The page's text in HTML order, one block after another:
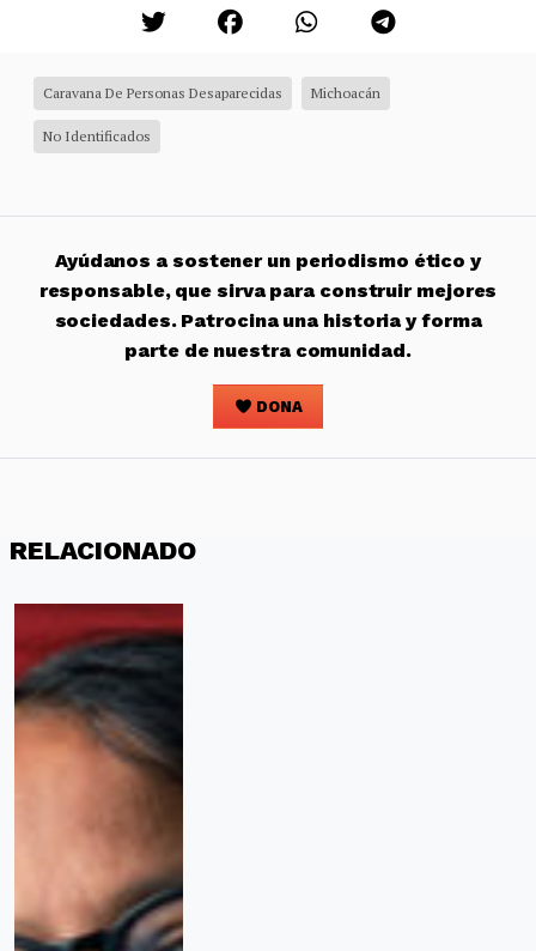
Caravana De Personas Desaparecidas Michoacán
No Identificados
Ayúdanos a sostener un periodismo ético y
responsable, que sirva para construir mejores
sociedades. Patrocina una historia y forma
parte de nuestra comunidad.
DONA
RELACIONADO